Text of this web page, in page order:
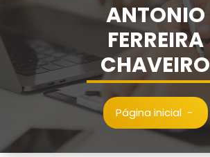
ANTONIO
FERREIRA
CHAVEIRO
Página inicial-